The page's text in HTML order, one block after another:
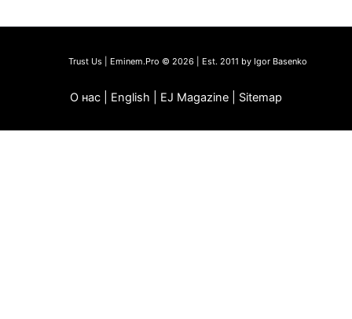
Trust Us | Eminem.Pro © 2026 | Est. 2011 by Igor Basenko
О нас | English | EJ Magazine | Sitemap